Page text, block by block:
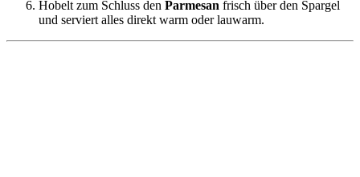
Hobelt zum Schluss den Parmesan frisch über den Spargel
und serviert alles direkt warm oder lauwarm.